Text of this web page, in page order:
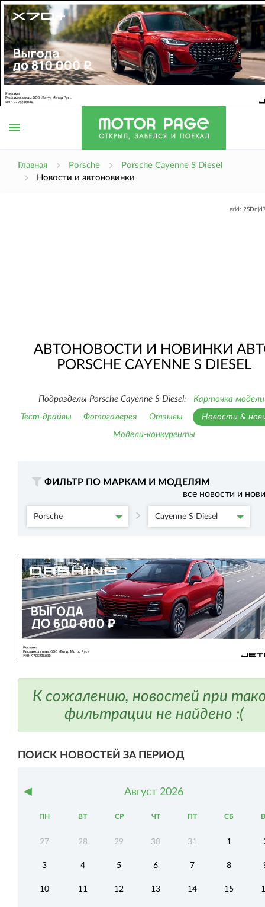
Главная Porsche
Porsche Cayenne S Diesel
Новости и автоновинки
erid:
АВТОНОВОСТИ И НОВИНКИ
PORSCHE CAYENNE S DIESEL
Подразделы Porsche Cayenne S Diesel:
Карточка модели
Тест-драйвы
Фотогалерея Отзывы
Новости &
Модели-конкуренты
ФИЛЬТР ПО МАРКАМ И МОДЕЛЯМ
все новости и
Porsche Cayenne S Diesel
К сожалению, новостей при
фильтрации не найдено :(
ПОИСК НОВОСТЕЙ ЗА ПЕРИОД
◀ Август 2026
ПН ВТ СР ЧТ ПТ СБ
27 28 29 30 31 1
3 4 5 6 7 8
10 11 12 13 14 15